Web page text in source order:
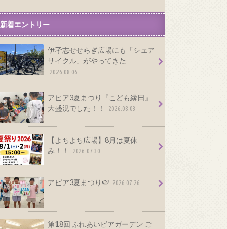
新着エントリー
伊孑志せせらぎ広場にも「シェア
サイクル」がやってきた
2026.08.06
アピア3夏まつり『こども縁日』
大盛況でした！！
2026.08.03
【よちよち広場】8月は夏休
み！！
2026.07.30
アピア3夏まつり🍉 2026.07.26
第18回 ふれあいビアガーデン ご